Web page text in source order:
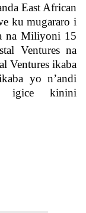
East African
ku mugararo i
na Miliyoni 15
Ventures na
Ventures ikaba
yo n’andi
igice kinini